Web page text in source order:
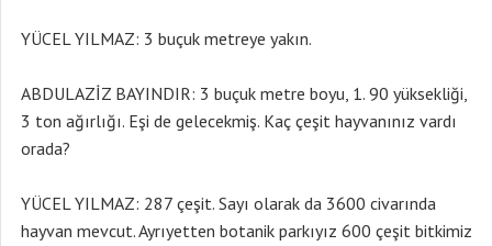
YÜCEL YILMAZ: 3 buçuk metreye yakın.
ABDULAZİZ BAYINDIR: 3 buçuk metre boyu, 1. 90 yüksekliği,
3 ton ağırlığı. Eşi de gelecekmiş. Kaç çeşit hayvanınız vardı
orada?
YÜCEL YILMAZ: 287 çeşit. Sayı olarak da 3600 civarında
hayvan mevcut. Ayrıyetten botanik parkıyız 600 çeşit bitkimiz